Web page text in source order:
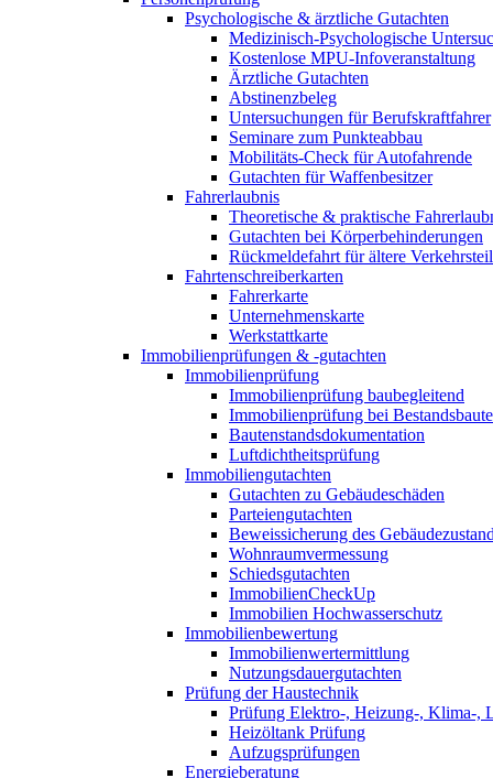
Psychologische & ärztliche Gutachten
Medizinisch-Psychologische
Kostenlose MPU-Infoveranstaltung
Ärztliche Gutachten
Abstinenzbeleg
Untersuchungen für Berufskraftfahrer
Seminare zum Punkteabbau
Mobilitäts-Check für Autofahrende
Gutachten für Waffenbesitzer
Fahrerlaubnis
Theoretische & praktische
Gutachten bei Körperbehinderungen
Rückmeldefahrt für ältere
Fahrtenschreiberkarten
Fahrerkarte
Unternehmenskarte
Werkstattkarte
Immobilienprüfungen & -gutachten
Immobilienprüfung
Immobilienprüfung baubegleitend
Immobilienprüfung bei
Bautenstandsdokumentation
Luftdichtheitsprüfung
Immobiliengutachten
Gutachten zu Gebäudeschäden
Parteiengutachten
Beweissicherung des
Wohnraumvermessung
Schiedsgutachten
ImmobilienCheckUp
Immobilien Hochwasserschutz
Immobilienbewertung
Immobilienwertermittlung
Nutzungsdauergutachten
Prüfung der Haustechnik
Prüfung Elektro-, Heizung-, Klima-,
Heizöltank Prüfung
Aufzugsprüfungen
Energieberatung